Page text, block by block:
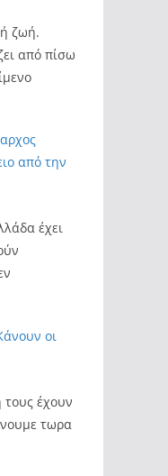
ζωή.
από πίσω
από την
έχει
οι
έχουν
τωρα